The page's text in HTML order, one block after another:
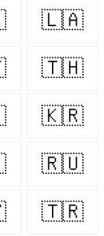
🇱🇦
🇹🇭
🇰🇷
🇷🇺
🇹🇷